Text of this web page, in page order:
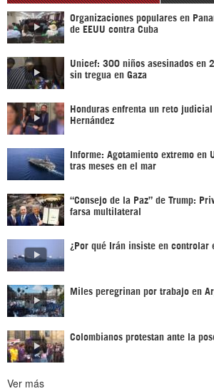
Organizaciones populares en
de EEUU contra Cuba
Unicef: 300 niños asesinados en
sin tregua en Gaza
Honduras enfrenta un reto
Hernández
Informe: Agotamiento extremo en
tras meses en el mar
“Consejo de la Paz” de Trump:
farsa multilateral
¿Por qué Irán insiste en controlar
Miles peregrinan por trabajo en
Colombianos protestan ante la
Ver más